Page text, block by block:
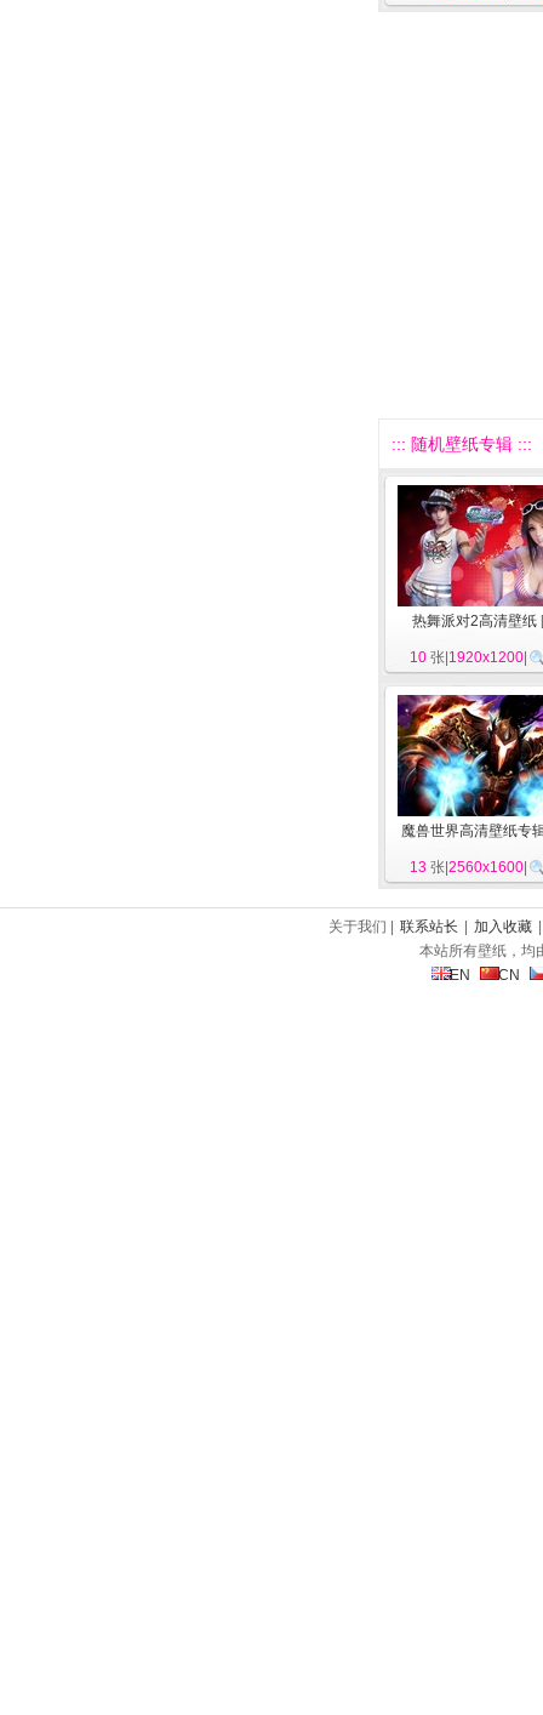
::: 随机壁纸专辑 :::
热舞派对2高清壁纸
10 张| 1920x1200
魔兽世界高清壁纸专
13 张| 2560x1600
关于我们 | 联系站长 加入收藏
本站所有壁纸，均
EN
CN